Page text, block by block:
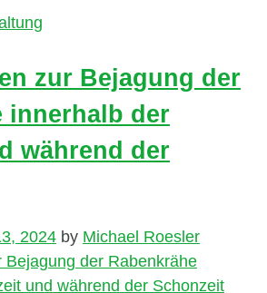
zur Bejagung der
innerhalb der
während der
2024 by Michael Roesler